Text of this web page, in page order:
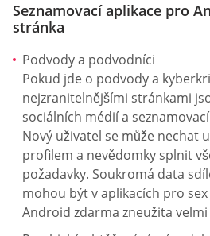
Seznamovací aplikace pro
stránka
Podvody a podvodníci
Pokud jde o podvody a
nejzranitelnějšími stránkami
sociálních médií a
Nový uživatel se může nechat
profilem a nevědomky splnit
požadavky. Soukromá data
mohou být v aplikacích pro
Android zdarma zneužita